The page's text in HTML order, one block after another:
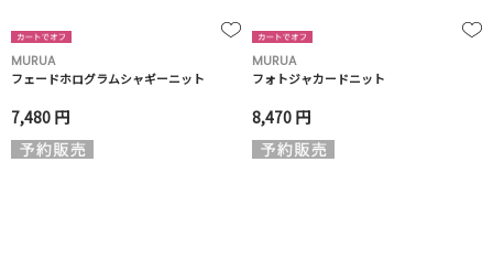
MURUA
フェードホログラムシャギーニット
7,480 円
MURUA
フォトジャカードニット
8,470 円